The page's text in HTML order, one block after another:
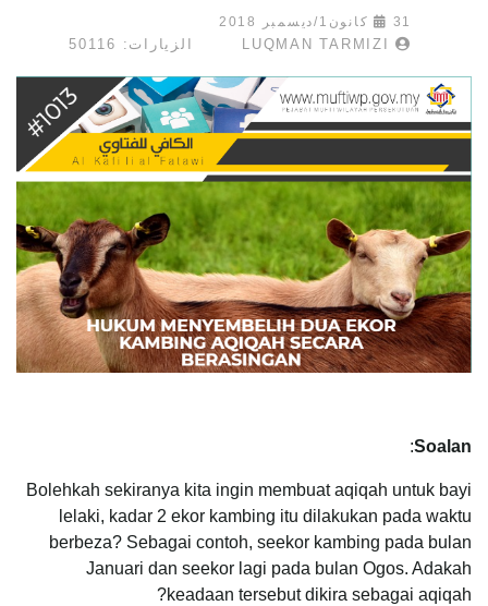
31 كانون1/ديسمبر 2018
LUQMAN TARMIZI الزيارات: 50116
Soalan
:
Bolehkah sekiranya kita ingin membuat aqiqah untuk bayi
lelaki, kadar 2 ekor kambing itu dilakukan pada waktu
berbeza? Sebagai contoh, seekor kambing pada bulan
Januari dan seekor lagi pada bulan Ogos. Adakah
keadaan tersebut dikira sebagai aqiqah?